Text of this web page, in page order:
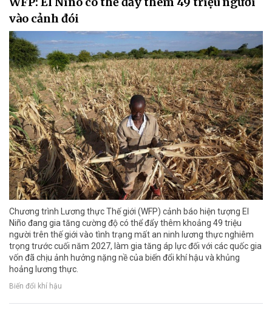
vào cảnh đói
Chương trình Lương thực Thế giới (WFP) cảnh báo hiện tượng El
Niño đang gia tăng cường độ có thể đẩy thêm khoảng 49 triệu
người trên thế giới vào tình trạng mất an ninh lương thực nghiêm
trọng trước cuối năm 2027, làm gia tăng áp lực đối với các quốc gia
vốn đã chịu ảnh hưởng nặng nề của biến đổi khí hậu và khủng
hoảng lương thực.
Biến đổi khí hậu